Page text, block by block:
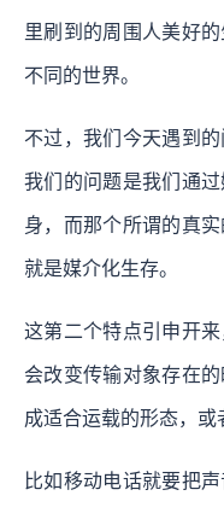
里刷到的周围人美好
不同的世界。
不过，我们今天遇到
我们的问题是我们通
身，而那个所谓的真
就是媒介化生存。
这第二个特点引申开
会改变传输对象存在
成适合运载的形态，或
比如移动电话就要把